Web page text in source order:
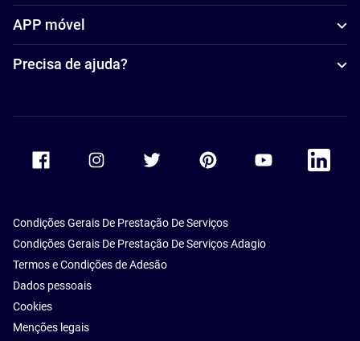
APP móvel
Precisa de ajuda?
Accor Facebook Accor TwitterAccor PinterestAccor Youtube
Accor
Condições Gerais De Prestação De Serviços
Condições Gerais De Prestação De Serviços Adagio
Termos e Condições de Adesão
Dados pessoais
Cookies
Menções legais